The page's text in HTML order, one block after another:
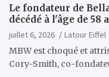
Le fondateur de
décédé à l'âge de 58
juillet 6, 2026
Latour Eiffel
MBW est choqué et
Cory-Smith, co-